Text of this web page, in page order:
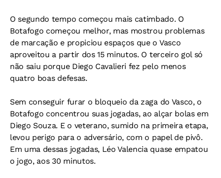
O segundo tempo começou mais catimbado. O
Botafogo começou melhor, mas mostrou problemas
de marcação e propiciou espaços que o Vasco
aproveitou a partir dos 15 minutos. O terceiro gol só
não saiu porque Diego Cavalieri fez pelo menos
quatro boas defesas.
Sem conseguir furar o bloqueio da zaga do Vasco, o
Botafogo concentrou suas jogadas, ao alçar bolas em
Diego Souza. E o veterano, sumido na primeira etapa,
levou perigo para o adversário, com o papel de pivô.
Em uma dessas jogadas, Léo Valencia quase empatou
o jogo, aos 30 minutos.